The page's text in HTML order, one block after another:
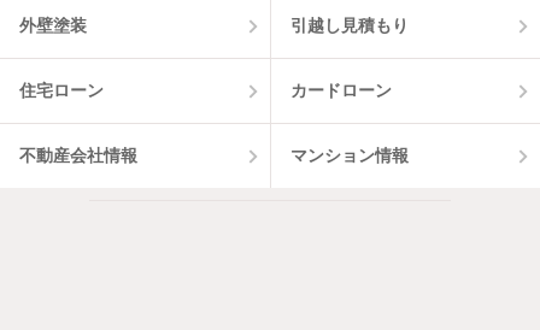
外壁塗装 引越し見積もり
住宅ローン カードローン
不動産会社情報 マンション情報